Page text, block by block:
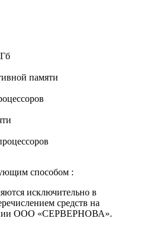
памяти
способом :
исключительно в
средств на
ООО «СЕРВЕРНОВА».